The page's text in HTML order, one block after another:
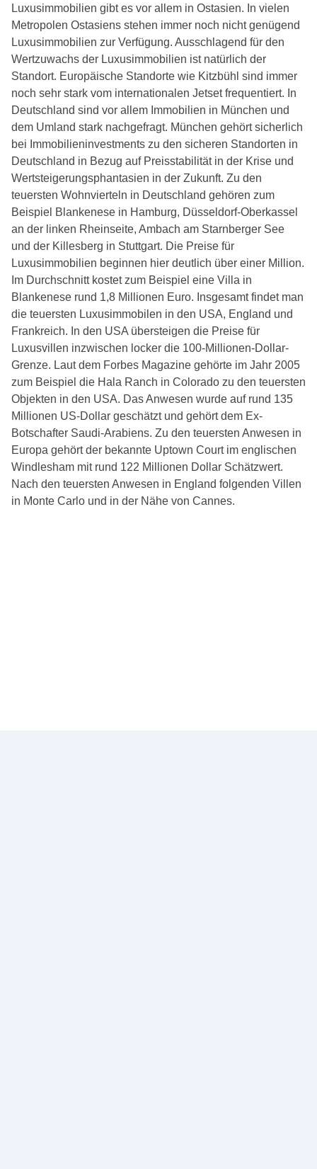
Luxusimmobilien gibt es vor allem in Ostasien. In vielen
Metropolen Ostasiens stehen immer noch nicht genügend
Luxusimmobilien zur Verfügung. Ausschlagend für den
Wertzuwachs der Luxusimmobilien ist natürlich der
Standort. Europäische Standorte wie Kitzbühl sind immer
noch sehr stark vom internationalen Jetset frequentiert. In
Deutschland sind vor allem Immobilien in München und
dem Umland stark nachgefragt. München gehört sicherlich
bei Immobilieninvestments zu den sicheren Standorten in
Deutschland in Bezug auf Preisstabilität in der Krise und
Wertsteigerungsphantasien in der Zukunft. Zu den
teuersten Wohnvierteln in Deutschland gehören zum
Beispiel Blankenese in Hamburg, Düsseldorf-Oberkassel
an der linken Rheinseite, Ambach am Starnberger See
und der Killesberg in Stuttgart. Die Preise für
Luxusimmobilien beginnen hier deutlich über einer Million.
Im Durchschnitt kostet zum Beispiel eine Villa in
Blankenese rund 1,8 Millionen Euro. Insgesamt findet man
die teuersten Luxusimmobilen in den USA, England und
Frankreich. In den USA übersteigen die Preise für
Luxusvillen inzwischen locker die 100-Millionen-Dollar-
Grenze. Laut dem Forbes Magazine gehörte im Jahr 2005
zum Beispiel die Hala Ranch in Colorado zu den teuersten
Objekten in den USA. Das Anwesen wurde auf rund 135
Millionen US-Dollar geschätzt und gehört dem Ex-
Botschafter Saudi-Arabiens. Zu den teuersten Anwesen in
Europa gehört der bekannte Uptown Court im englischen
Windlesham mit rund 122 Millionen Dollar Schätzwert.
Nach den teuersten Anwesen in England folgenden Villen
in Monte Carlo und in der Nähe von Cannes.